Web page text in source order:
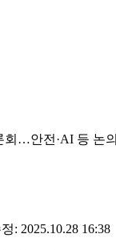
회…안전·AI 등 논의
: 2025.10.28 16:38